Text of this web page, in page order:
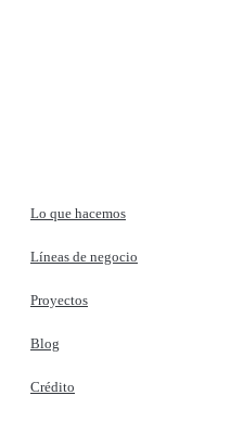
Lo que hacemos
Líneas de negocio
Proyectos
Blog
Crédito